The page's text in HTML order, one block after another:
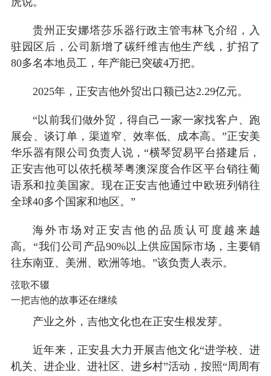
贵州正安娜塔莎乐器行政主管韦林飞介绍，入
驻园区后，公司新增了碳纤维吉他生产线，扩招了
80多名本地员工，年产能已突破4万把。
2025年，正安吉他外贸出口额已达2.29亿元。
“以前我们做外贸，得自己一家一家找客户、跑
展会、谈订单，渠道窄、效率低、成本高。”正安美
华乐器有限公司负责人说，“横琴贸易平台搭建后，
正安吉他可以依托横琴粤澳深度合作区平台销往葡
语系和拉美国家。现在正安吉他通过中欧班列销往
全球40多个国家和地区。”
海外市场对正安吉他的品质认可度越来越
高。“我们公司产品90%以上供应国际市场，主要销
往东南亚、美洲、欧洲等地。”该负责人表示。
弦歌不辍
一把吉他的故事还在继续
产业之外，吉他文化也在正安生根发芽。
近年来，正安县大力开展吉他文化“进学校、进
机关、进企业、进社区、进乡村”活动，按照“周周有